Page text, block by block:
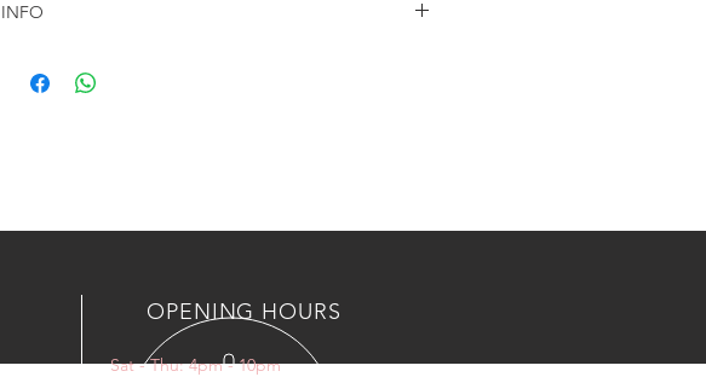
INFO
الكويت وجميع دول الخليج العربى
OPENING HOURS
Sat - Thu: 4pm - 10pm